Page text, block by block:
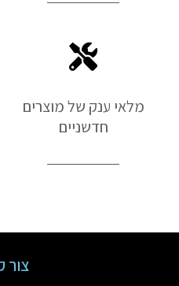
מלאי ענק של מוצרים
חדשניים
צור